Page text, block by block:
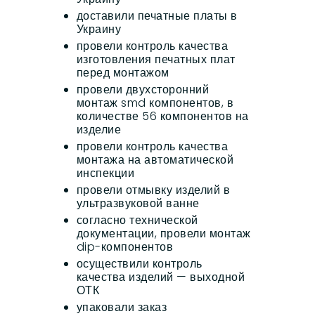
доставили печатные платы в
Украину
провели контроль качества
изготовления печатных плат
перед монтажом
провели двухсторонний
монтаж smd компонентов, в
количестве 56 компонентов на
изделие
провели контроль качества
монтажа на автоматической
инспекции
провели отмывку изделий в
ультразвуковой ванне
согласно технической
документации, провели монтаж
dip-компонентов
осуществили контроль
качества изделий — выходной
ОТК
упаковали заказ